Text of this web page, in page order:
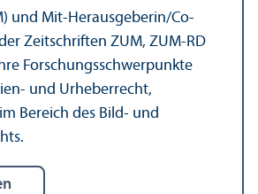
und Mit-Herausgeberin/Co-
Zeitschriften ZUM, ZUM-RD
Forschungs­schwerpunkte
und Urheberrecht,
Bereich des Bild- und